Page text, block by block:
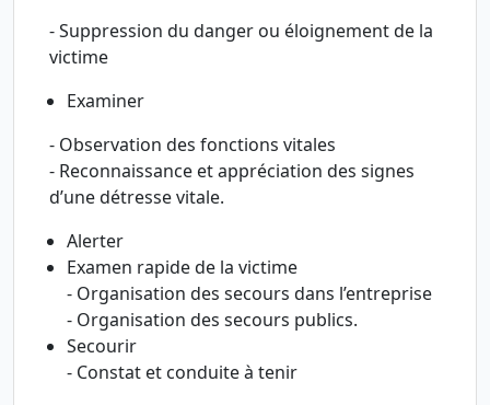
- Suppression du danger ou éloignement de la
victime
Examiner
- Observation des fonctions vitales
- Reconnaissance et appréciation des signes
d’une détresse vitale.
Alerter
Examen rapide de la victime
- Organisation des secours dans l’entreprise
- Organisation des secours publics.
Secourir
- Constat et conduite à tenir